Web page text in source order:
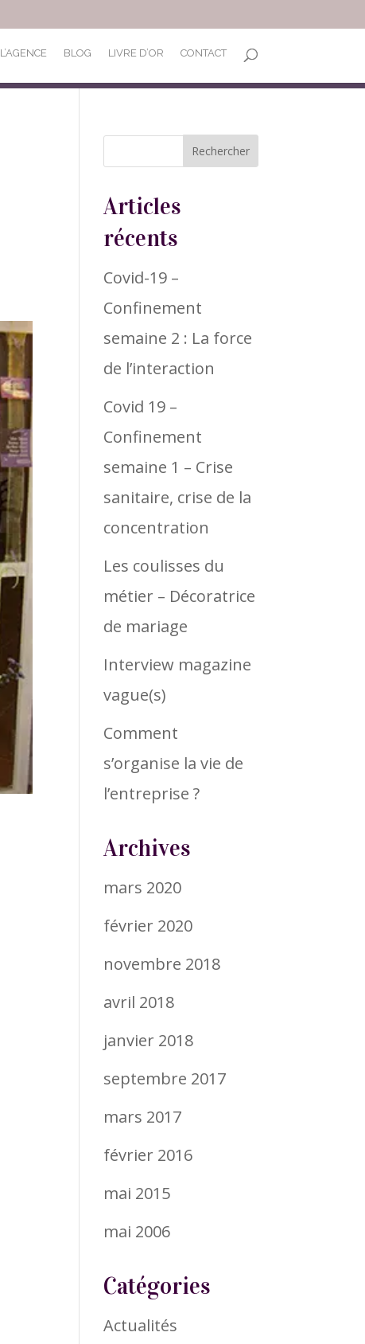
L’AGENCE BLOG LIVRE D’OR CONTACT
Articles
récents
Covid-19 –
Confinement
semaine 2 : La force
de l’interaction
Covid 19 –
Confinement
semaine 1 – Crise
sanitaire, crise de la
concentration
Les coulisses du
métier – Décoratrice
de mariage
Interview magazine
vague(s)
Comment
s’organise la vie de
l’entreprise ?
Archives
mars 2020
février 2020
novembre 2018
avril 2018
janvier 2018
septembre 2017
mars 2017
février 2016
mai 2015
mai 2006
Catégories
Actualités